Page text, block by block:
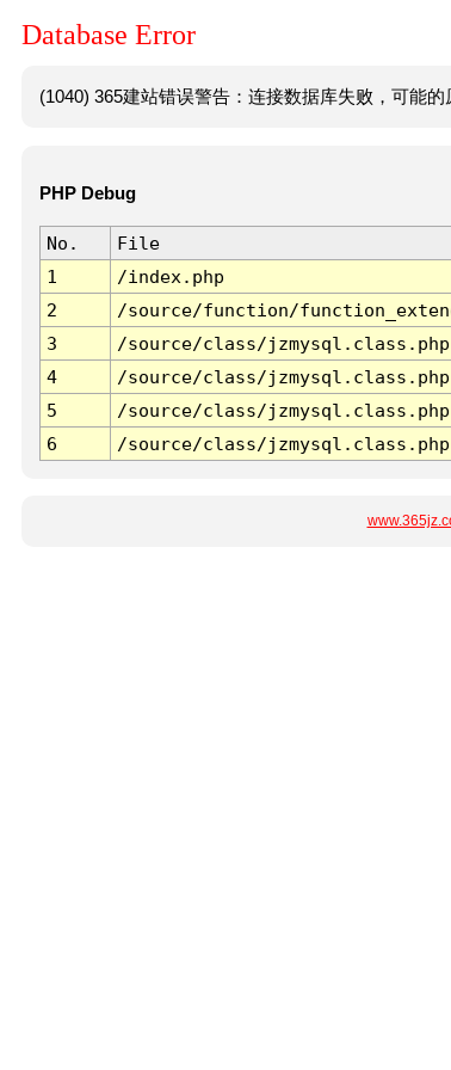
Database Error
(1040) 365建站错误警告：连接数据库失败，可能
PHP Debug
No. File
1
/index.php
2
/source/function/
3
/source/class/jzmysql.class.php
4
/source/class/jzmysql.class.php
5
/source/class/jzmysql.class.php
6
/source/class/jzmysql.class.php